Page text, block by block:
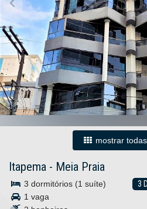
mostrar
Itapema - Meia Praia
3
3 dormitórios (1 suíte)
1 vaga